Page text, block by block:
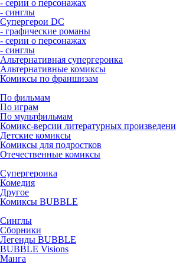
- серии о персонажах
- синглы
Супергерои DC
- графические романы
- серии о персонажах
- синглы
Альтернативная супергероика
Альтернативные комиксы
Комиксы по франшизам
По фильмам
По играм
По мультфильмам
Комикс-версии литературных
Детские комиксы
Комиксы для подростков
Отечественные комиксы
Супергероика
Комедия
Другое
Комиксы BUBBLE
Синглы
Сборники
Легенды BUBBLE
BUBBLE Visions
Манга